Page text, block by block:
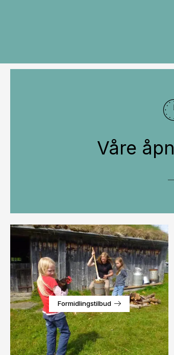
Våre
Formidlingstilbud